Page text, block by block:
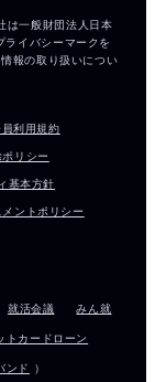
利用規約
リシー
基本方針
ントポリシー